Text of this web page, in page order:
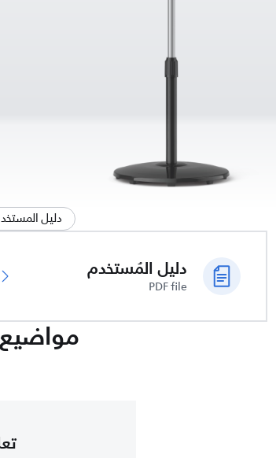
دليل
دليل المُستخدم
PDF file